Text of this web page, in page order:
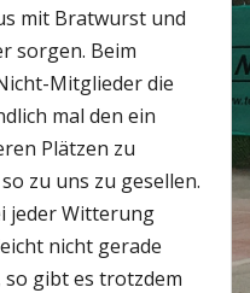
mit Bratwurst und
sorgen. Beim
Mitglieder die
mal den ein
Plätzen zu
zu uns zu gesellen.
jeder Witterung
nicht gerade
gibt es trotzdem